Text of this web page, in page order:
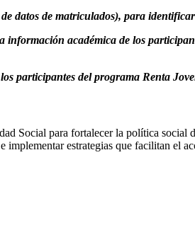
datos de matriculados), para
académica de los
participantes del programa Renta
Social para fortalecer la política
estrategias que facilitan el